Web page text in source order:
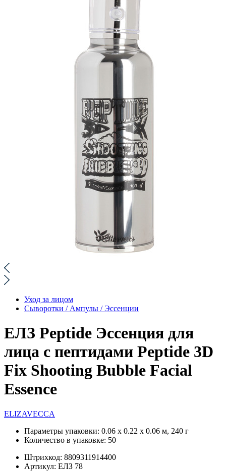
Уход за лицом
Сыворотки / Ампулы / Эссенции
ЕЛЗ Peptide Эссенция для
лица с пептидами Peptide 3D
Fix Shooting Bubble Facial
Essence
ELIZAVECCA
Параметры упаковки: 0.06 x 0.22 x 0.06 м, 240 г
Количество в упаковке: 50
Штрихкод: 8809311914400
Артикул: ЕЛЗ 78